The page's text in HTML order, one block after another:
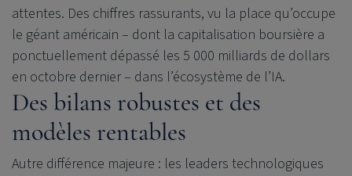
attentes. Des chiffres rassurants, vu la place qu’occupe
le géant américain – dont la capitalisation boursière a
ponctuellement dépassé les 5 000 milliards de dollars
en octobre dernier – dans l’écosystème de l’IA.
Des bilans robustes et des
modèles rentables
Autre différence majeure : les leaders technologiques